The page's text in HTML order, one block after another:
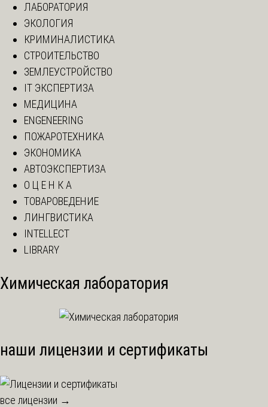
ЛАБОРАТОРИЯ
ЭКОЛОГИЯ
КРИМИНАЛИСТИКА
СТРОИТЕЛЬСТВО
ЗЕМЛЕУСТРОЙСТВО
IT ЭКСПЕРТИЗА
МЕДИЦИНА
ENGENEERING
ПОЖАРОТЕХНИКА
ЭКОНОМИКА
АВТОЭКСПЕРТИЗА
О Ц Е Н К А
ТОВАРОВЕДЕНИЕ
ЛИНГВИСТИКА
INTELLECT
LIBRARY
Химическая лаборатория
наши лицензии и сертификаты
все лицензии →